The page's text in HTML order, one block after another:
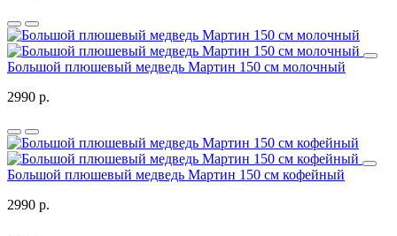
Большой плюшевый медведь Мартин 150 см молочный
2990 р.
Большой плюшевый медведь Мартин 150 см кофейный
2990 р.